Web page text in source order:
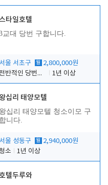
타일호텔
교대 당번 구합니다.
서울 서초구 월 2,800,000원
전반적인 당번업무
1년 이상
왕십리 태양모텔
왕십리 태양모텔 청소이모 구
합니다.
서울 성동구 월 2,940,000원
청소
1년 이상
텔두루와